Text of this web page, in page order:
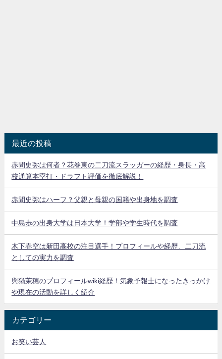
最近の投稿
赤間史弥は何者？花巻東の二刀流スラッガーの経歴・身長・高
校通算本塁打・ドラフト評価を徹底解説！
赤間史弥はハーフ？父親と母親の国籍や出身地を調査
中島歩の出身大学は日本大学！学部や学生時代を調査
木下春空は新田高校の注目選手！プロフィールや経歴、二刀流
としての実力を調査
與猶茉穂のプロフィールwiki経歴！気象予報士になったきっかけ
や現在の活動を詳しく紹介
カテゴリー
お笑い芸人